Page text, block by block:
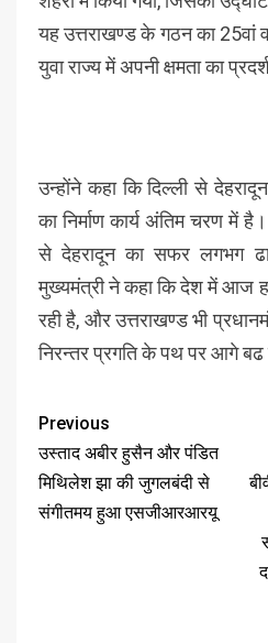
यह उत्तराखण्ड के गठन का 25वां
युवा राज्य में अपनी क्षमता का
उन्होंने कहा कि दिल्ली से
का निर्माण कार्य अंतिम चरण में
से देहरादून का सफर लगभग
मुख्यमंत्री ने कहा कि देश में आज हर
रही है, और उत्तराखण्ड भी
निरन्तर प्रगति के पथ पर आगे बढ
Previous
उस्ताद अबीर हुसैन और पंडित
मिथिलेश झा की जुगलबंदी से
संगीतमय हुआ एसजीआरआरयू